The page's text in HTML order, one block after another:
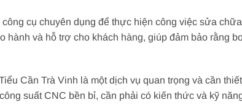
cụ chuyên dụng để thực hiện công việc sửa
và hỗ trợ cho khách hàng, giúp đảm bảo rằng
Cần Trà Vinh là một dịch vụ quan trọng và cần
suất CNC bền bỉ, cần phải có kiến thức và kỹ